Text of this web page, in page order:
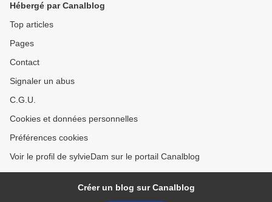
Hébergé par Canalblog
Top articles
Pages
Contact
Signaler un abus
C.G.U.
Cookies et données personnelles
Préférences cookies
Voir le profil de sylvieDam sur le portail Canalblog
Créer un blog sur Canalblog